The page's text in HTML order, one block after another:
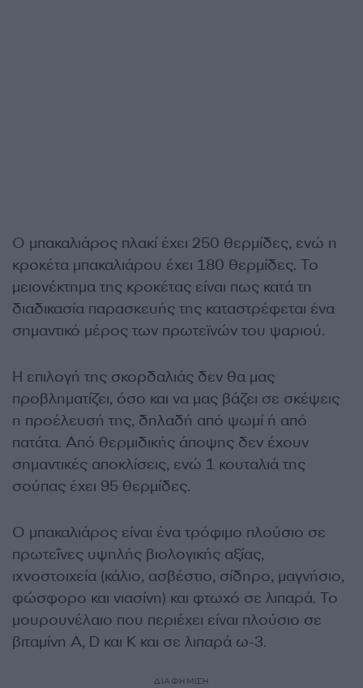
Ο μπακαλιάρος πλακί έχει 250 θερμίδες, ενώ η
κροκέτα μπακαλιάρου έχει 180 θερμίδες. Το
μειονέκτημα της κροκέτας είναι πως κατά τη
διαδικασία παρασκευής της καταστρέφεται ένα
σημαντικό μέρος των πρωτεϊνών του ψαριού.
Η επιλογή της σκορδαλιάς δεν θα μας
προβληματίζει, όσο και να μας βάζει σε σκέψεις
η προέλευσή της, δηλαδή από ψωμί ή από
πατάτα. Από θερμιδικής άποψης δεν έχουν
σημαντικές αποκλίσεις, ενώ 1 κουταλιά της
σούπας έχει 95 θερμίδες.
Ο μπακαλιάρος είναι ένα τρόφιμο πλούσιο σε
πρωτεΐνες υψηλής βιολογικής αξίας,
ιχνοστοιχεία (κάλιο, ασβέστιο, σίδηρο, μαγνήσιο,
φώσφορο και νιασίνη) και φτωχό σε λιπαρά. Το
μουρουνέλαιο που περιέχει είναι πλούσιο σε
βιταμίνη Α, D και Κ και σε λιπαρά ω-3.
ΔΙΑΦΗΜΙΣΗ